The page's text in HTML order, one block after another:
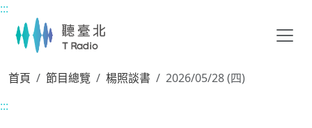
主要內容區塊
:::
首頁 節目總覽 楊照談書
2026/05/28 (四)
:::